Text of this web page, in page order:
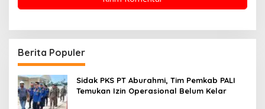
Berita Populer
Sidak PKS PT Aburahmi, Tim Pemkab PALI
Temukan Izin Operasional Belum Kelar